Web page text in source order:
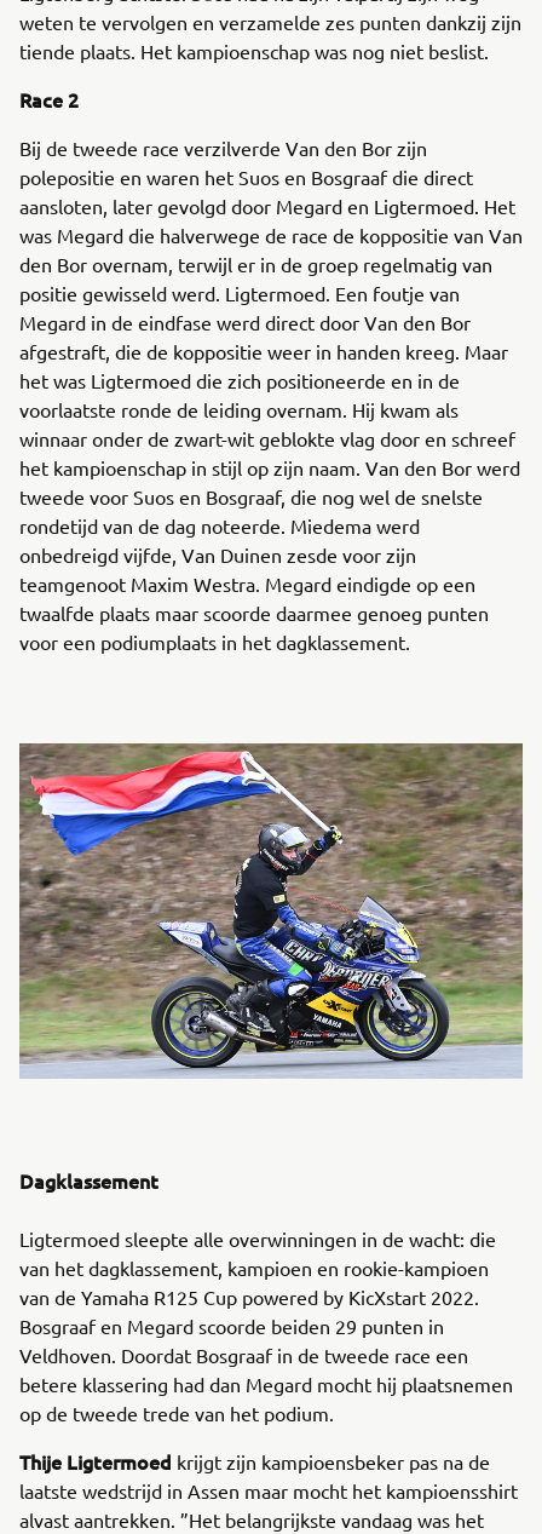
weten te vervolgen en verzamelde zes punten dankzij zijn
tiende plaats. Het kampioenschap was nog niet beslist.
Race 2
Bij de tweede race verzilverde Van den Bor zijn
polepositie en waren het Suos en Bosgraaf die direct
aansloten, later gevolgd door Megard en Ligtermoed. Het
was Megard die halverwege de race de koppositie van Van
den Bor overnam, terwijl er in de groep regelmatig van
positie gewisseld werd. Ligtermoed. Een foutje van
Megard in de eindfase werd direct door Van den Bor
afgestraft, die de koppositie weer in handen kreeg. Maar
het was Ligtermoed die zich positioneerde en in de
voorlaatste ronde de leiding overnam. Hij kwam als
winnaar onder de zwart-wit geblokte vlag door en schreef
het kampioenschap in stijl op zijn naam. Van den Bor werd
tweede voor Suos en Bosgraaf, die nog wel de snelste
rondetijd van de dag noteerde. Miedema werd
onbedreigd vijfde, Van Duinen zesde voor zijn
teamgenoot Maxim Westra. Megard eindigde op een
twaalfde plaats maar scoorde daarmee genoeg punten
voor een podiumplaats in het dagklassement.
Dagklassement
Ligtermoed sleepte alle overwinningen in de wacht: die
van het dagklassement, kampioen en rookie-kampioen
van de Yamaha R125 Cup powered by KicXstart 2022.
Bosgraaf en Megard scoorde beiden 29 punten in
Veldhoven. Doordat Bosgraaf in de tweede race een
betere klassering had dan Megard mocht hij plaatsnemen
op de tweede trede van het podium.
Thije Ligtermoed krijgt zijn kampioensbeker pas na de
laatste wedstrijd in Assen maar mocht het kampioensshirt
alvast aantrekken. ”Het belangrijkste vandaag was het